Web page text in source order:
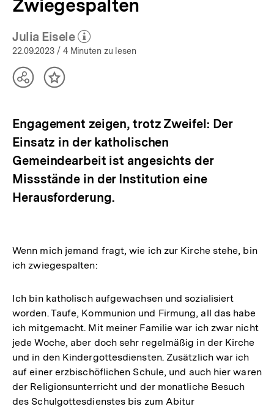
Zwiegespalten
Julia Eisele
(Mehr zum Autor)
öffnen
22.09.2023 / 4 Minuten zu lesen
TeilenInhalt
Engagement zeigen, trotz Zweifel: Der
Einsatz in der katholischen
Gemeindearbeit ist angesichts der
Missstände in der Institution eine
Herausforderung.
Wenn mich jemand fragt, wie ich zur Kirche stehe, bin
ich zwiegespalten:
Ich bin katholisch aufgewachsen und sozialisiert
worden. Taufe, Kommunion und Firmung, all das habe
ich mitgemacht. Mit meiner Familie war ich zwar nicht
jede Woche, aber doch sehr regelmäßig in der Kirche
und in den Kindergottesdiensten. Zusätzlich war ich
auf einer erzbischöflichen Schule, und auch hier waren
der Religionsunterricht und der monatliche Besuch
des Schulgottesdienstes bis zum Abitur